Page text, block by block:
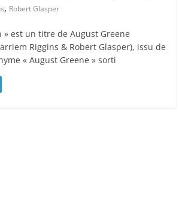
, Robert Glasper
» est un titre de August Greene
Riggins & Robert Glasper), issu de
« August Greene » sorti